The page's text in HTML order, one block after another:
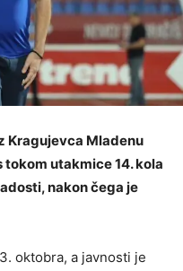
Kragujevca Mladenu
utakmice 14. kola
nakon čega je
oktobra, a javnosti je